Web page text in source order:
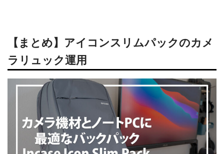
【まとめ】アイコンスリムパックのカメ
ラリュック運用